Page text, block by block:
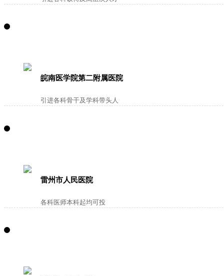
皖南医学院第二附属医院
引进各科骨干及学科带头人
雷州市人民医院
各科医师本科起均可投